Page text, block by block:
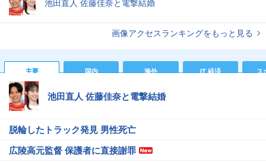
池田直人 佐藤佳奈と電撃結婚
画像アクセスランキングをもっと見る
主要 国内 海外 IT 経済 ス
池田直人 佐藤佳奈と電撃結婚
脱輪したトラック発見 男性死亡
広陵高元監督 保護者に直接謝罪